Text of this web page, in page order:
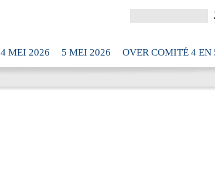
4 MEI 2026 5 MEI 2026 OVER COMITÉ 4